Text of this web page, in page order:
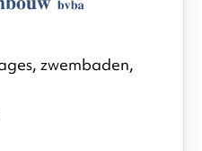
zwembaden,